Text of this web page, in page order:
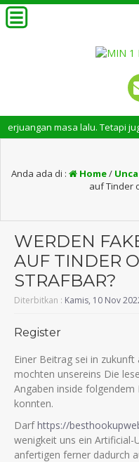
lalu. Tetapi juga
Anda ada di : Home/
auf Tinder
WERDEN
AUF TINDER
STRAFBAR?
Diterbitkan : Kamis, 10 Nov
Register
Einer Beitrag sei in
mochten unsereins Die
Angaben inside
konnten.
Darfhttps://
wenigkeit uns ein
anfertigen ferner dadurch